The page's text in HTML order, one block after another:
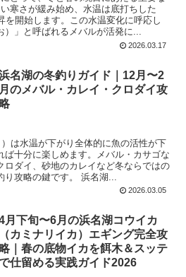
寒さが緩み始め、水温は底打ちした
開始します。この水温変化に呼応し
）」と呼ばれるメバルが活発に...
2026.03.17
名湖の冬釣りガイド｜12月〜2
月のメバル・カレイ・クロダイ攻
は水温が下がり全体的に魚の活性が下
ば十分に楽しめます。メバル・カサゴな
ロダイ、砂地のカレイなど冬ならではの
攻略の鍵です。 浜名湖...
2026.03.05
月下旬〜6月の浜名湖コウイカ
（カミナリイカ）エギング完全攻
｜春の底物イカを餌木＆スッテ
仕留める実践ガイド2026